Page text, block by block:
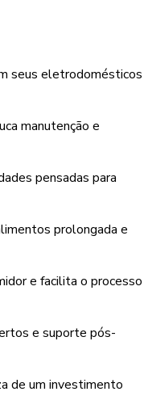
seus eletrodomésticos
manutenção e
pensadas para
prolongada e
e facilita o processo
e suporte pós-
de um investimento